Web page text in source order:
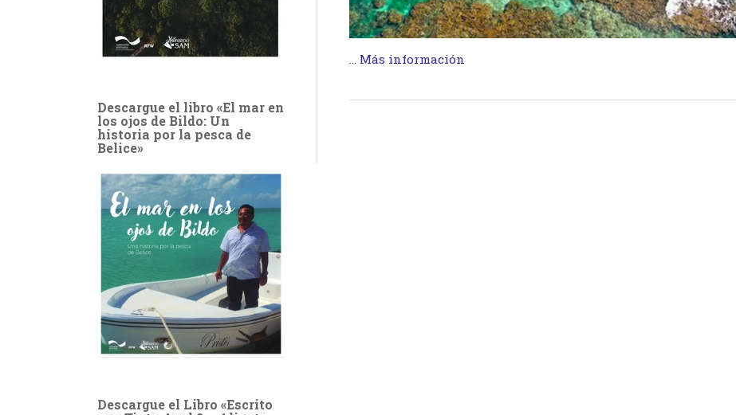
Más información
Descargue el libro «El mar en
los ojos de Bildo: Un
historia por la pesca de
Belice»
Descargue el Libro «Escrito